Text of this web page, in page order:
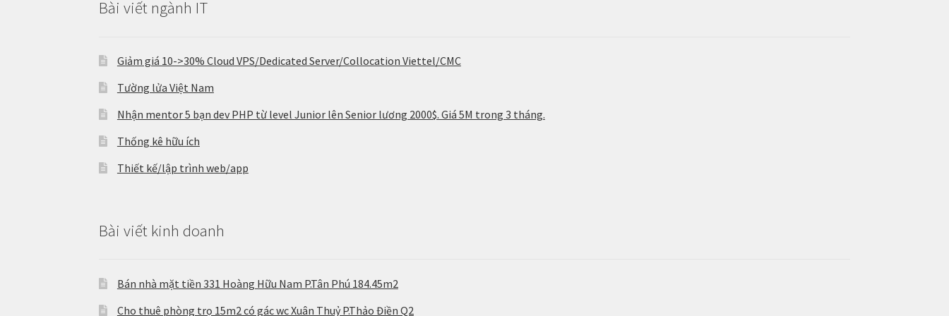
Bài viết ngành IT
Giảm giá 10->30% Cloud VPS/Dedicated Server/Collocation Viettel/CMC
Tường lửa Việt Nam
Nhận mentor 5 bạn dev PHP từ level Junior lên Senior lương 2000$. Giá 5M trong 3 tháng.
Thống kê hữu ích
Thiết kế/lập trình web/app
Bài viết kinh doanh
Bán nhà mặt tiền 331 Hoàng Hữu Nam P.Tân Phú 184.45m2
Cho thuê phòng trọ 15m2 có gác wc Xuân Thuỷ P.Thảo Điền Q2